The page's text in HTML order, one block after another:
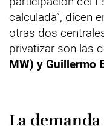
calculada”, dicen
otras dos
privatizar son las
MW) y Guillermo
La